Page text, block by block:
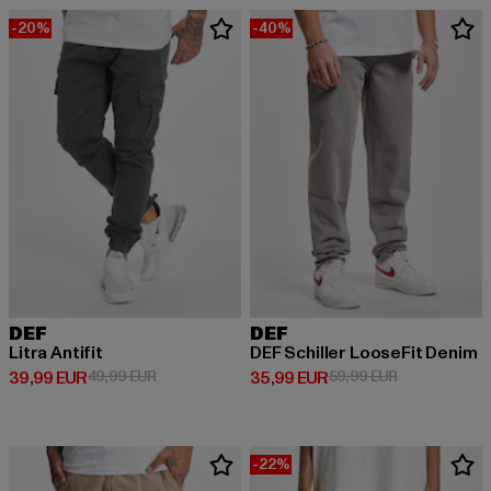
-20%
DEF
Litra Antifit
39,99 EUR
Derzeitiger Preis: 39,99 EUR
49,99 EURAktionspreis: 49,99 EUR
-40%
DEF
DEF Schiller LooseFit Denim
35,99 EUR
Derzeitiger Preis: 35,99 EUR
59,99 EURAktionspreis:
-22%